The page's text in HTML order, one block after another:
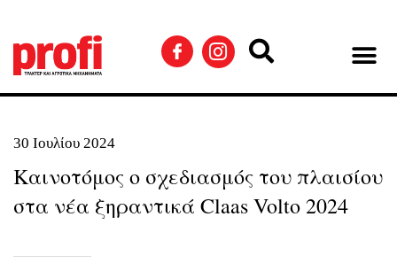
30 Ιουλίου 2024
Καινοτόμος ο σχεδιασμός του πλαισίου
στα νέα ξηραντικά Claas Volto 2024